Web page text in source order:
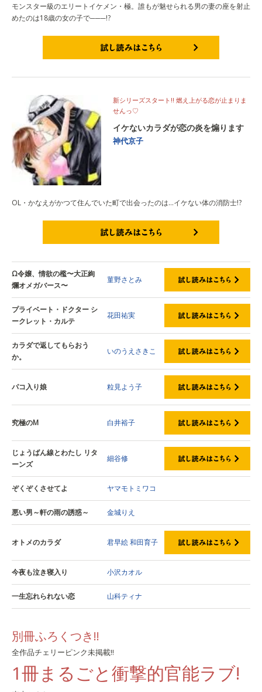
モンスター級のエリートイケメン・極。誰もが魅せられる男の妻の座を射止
めたのは18歳の女の子で───!?
新シリーズスタート!! 燃え上がる恋が止まりま
せんっ♡
イケないカラダが恋の炎を煽ります
神代京子
OL・かなえがかつて住んでいた町で出会ったのは…イケない体の消防士!?
Ω令嬢、情欲の檻〜大正絢
爛オメガバース〜
菫野さとみ
プライベート・ドクター シ
ークレット・カルテ
花田祐実
カラダで返してもらおう
か。
いのうえさきこ
パコ入り娘 粒見よう子
究極のM 白井裕子
じょうばん線とわたし リタ
ーンズ
細谷修
ぞくぞくさせてよ ヤマモトミワコ
悪い男～軒の雨の誘惑～ 金城りえ
オトメのカラダ 君早絵和田育子
今夜も泣き寝入り 小沢カオル
一生忘れられない恋 山科ティナ
別冊ふろくつき!!
全作品チェリーピンク未掲載!!
1冊まるごと衝撃的官能ラブ!